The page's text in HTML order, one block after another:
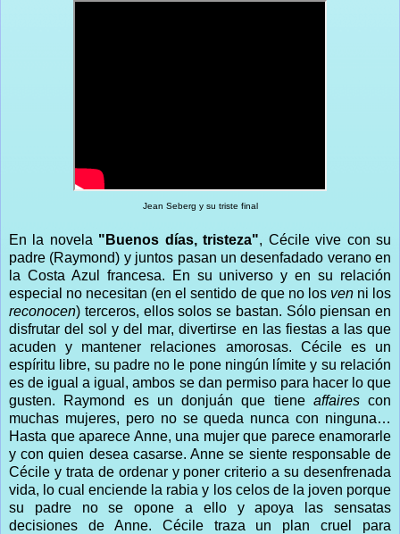
Jean Seberg y su triste final
En la novela "Buenos días, tristeza", Cécile vive con su
padre (Raymond) y juntos pasan un desenfadado verano en
la Costa Azul francesa. En su universo y en su relación
especial no necesitan (en el sentido de que no los venni los
reconocen) terceros, ellos solos se bastan. Sólo piensan en
disfrutar del sol y del mar, divertirse en las fiestas a las que
acuden y mantener relaciones amorosas. Cécile es un
espíritu libre, su padre no le pone ningún límite y su relación
es de igual a igual, ambos se dan permiso para hacer lo que
gusten. Raymond es un donjuán que tiene affaires con
muchas mujeres, pero no se queda nunca con ninguna…
Hasta que aparece Anne, una mujer que parece enamorarle
y con quien desea casarse. Anne se siente responsable de
Cécile y trata de ordenar y poner criterio a su desenfrenada
vida, lo cual enciende la rabia y los celos de la joven porque
su padre no se opone a ello y apoya las sensatas
decisiones de Anne. Cécile traza un plan cruel para